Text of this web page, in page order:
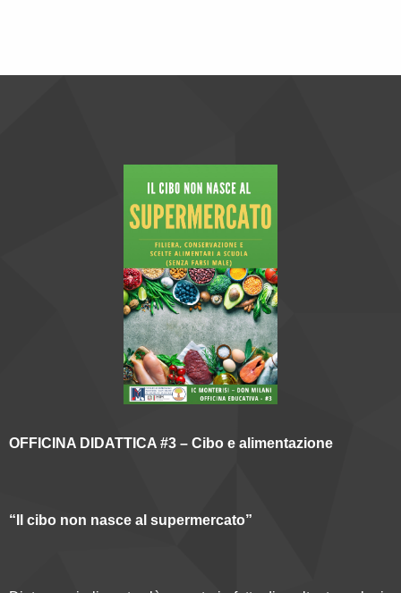
OFFICINA DIDATTICA #3 – Cibo e alimentazione
“Il cibo non nasce al supermercato”